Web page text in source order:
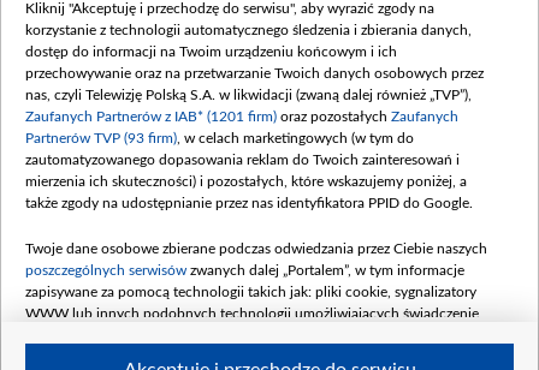
Procedura zgłoszeń wewnętrznych
Kliknij "Akceptuję i przechodzę do serwisu", aby wyrazić zgody na
korzystanie z technologii automatycznego śledzenia i zbierania danych,
dostęp do informacji na Twoim urządzeniu końcowym i ich
przechowywanie oraz na przetwarzanie Twoich danych osobowych przez
nas, czyli Telewizję Polską S.A. w likwidacji (zwaną dalej również „TVP”),
Zaufanych Partnerów z IAB* (1201 firm) oraz pozostałych Zaufanych
Partnerów TVP (93 firm) , w celach marketingowych (w tym do
zautomatyzowanego dopasowania reklam do Twoich zainteresowań i
mierzenia ich skuteczności) i pozostałych, które wskazujemy poniżej, a
także zgody na udostępnianie przez nas identyfikatora PPID do Google.
Twoje dane osobowe zbierane podczas odwiedzania przez Ciebie naszych
poszczególnych serwisów zwanych dalej „Portalem”, w tym informacje
zapisywane za pomocą technologii takich jak: pliki cookie, sygnalizatory
WWW lub innych podobnych technologii umożliwiających świadczenie